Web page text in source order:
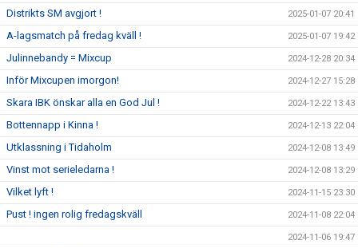
Distrikts SM avgjort ! 2025-01-07 20:41
A-lagsmatch på fredag kväll ! 2025-01-07 19:42
Julinnebandy = Mixcup 2024-12-28 20:34
Inför Mixcupen imorgon! 2024-12-27 15:28
Skara IBK önskar alla en God Jul ! 2024-12-22 13:43
Bottennapp i Kinna ! 2024-12-13 22:04
Utklassning i Tidaholm 2024-12-08 13:49
Vinst mot serieledarna ! 2024-12-08 13:29
Vilket lyft ! 2024-11-15 23:30
Pust ! ingen rolig fredagskväll 2024-11-08 22:04
2024-11-06 19:47